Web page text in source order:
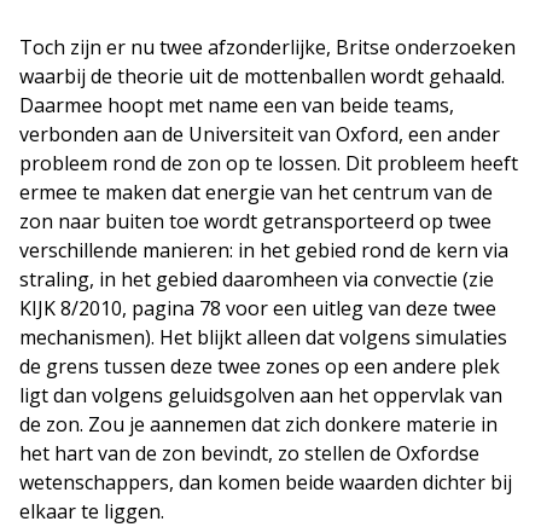
Toch zijn er nu twee afzonderlijke, Britse onderzoeken
waarbij de theorie uit de mottenballen wordt gehaald.
Daarmee hoopt met name een van beide teams,
verbonden aan de Universiteit van Oxford, een ander
probleem rond de zon op te lossen. Dit probleem heeft
ermee te maken dat energie van het centrum van de
zon naar buiten toe wordt getransporteerd op twee
verschillende manieren: in het gebied rond de kern via
straling, in het gebied daaromheen via convectie (zie
KIJK 8/2010, pagina 78 voor een uitleg van deze twee
mechanismen). Het blijkt alleen dat volgens simulaties
de grens tussen deze twee zones op een andere plek
ligt dan volgens geluidsgolven aan het oppervlak van
de zon. Zou je aannemen dat zich donkere materie in
het hart van de zon bevindt, zo stellen de Oxfordse
wetenschappers, dan komen beide waarden dichter bij
elkaar te liggen.